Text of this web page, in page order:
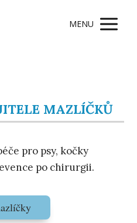
MENU
MAZLÍČKŮ
pro psy, kočky
po chirurgii.